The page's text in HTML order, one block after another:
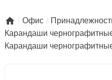
 Офис
Карандаши
Карандаши